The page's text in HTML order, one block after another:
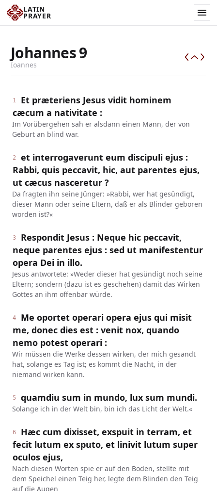
LATIN
PRAYER
Johannes9
Ioannes
1
Et præteriens Jesus vidit hominem
cæcum a nativitate :
Im Vorübergehen sah er alsdann einen Mann, der von
Geburt an blind war.
2
et interrogaverunt eum discipuli ejus :
Rabbi, quis peccavit, hic, aut parentes ejus,
ut cæcus nasceretur ?
Da fragten ihn seine Jünger: »Rabbi, wer hat gesündigt,
dieser Mann oder seine Eltern, daß er als Blinder geboren
worden ist?«
3
Respondit Jesus : Neque hic peccavit,
neque parentes ejus : sed ut manifestentur
opera Dei in illo.
Jesus antwortete: »Weder dieser hat gesündigt noch seine
Eltern; sondern (dazu ist es geschehen) damit das Wirken
Gottes an ihm offenbar würde.
4
Me oportet operari opera ejus qui misit
me, donec dies est : venit nox, quando
nemo potest operari :
Wir müssen die Werke dessen wirken, der mich gesandt
hat, solange es Tag ist; es kommt die Nacht, in der
niemand wirken kann.
5 quamdiu sum in mundo, lux sum mundi.
Solange ich in der Welt bin, bin ich das Licht der Welt.«
6
Hæc cum dixisset, exspuit in terram, et
fecit lutum ex sputo, et linivit lutum super
oculos ejus,
Nach diesen Worten spie er auf den Boden, stellte mit
dem Speichel einen Teig her, legte dem Blinden den Teig
auf die Augen